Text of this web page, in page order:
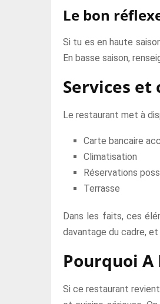
Le bon
Si tu es en haute
En basse saison,
Services
Le restaurant met à
Carte bancaire
Climatisation
Réservations
Terrasse
Dans les faits, ces
davantage du cadre,
Pourquoi
Si ce restaurant